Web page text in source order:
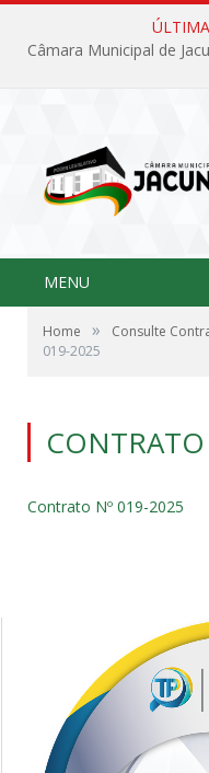
MENU
Home » Consulte
019-2025
Contrato Nº 019-2025